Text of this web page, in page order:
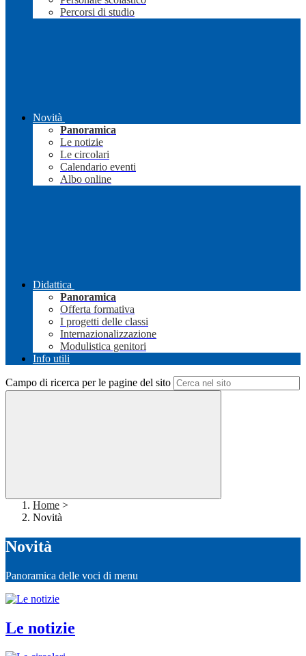
Percorsi di studio
Novità
Panoramica
Le notizie
Le circolari
Calendario eventi
Albo online
Didattica
Panoramica
Offerta formativa
I progetti delle classi
Internazionalizzazione
Modulistica genitori
Info utili
Campo di ricerca per le pagine del sito
Home >
Novità
Novità
Panoramica delle voci di menu
Le notizie